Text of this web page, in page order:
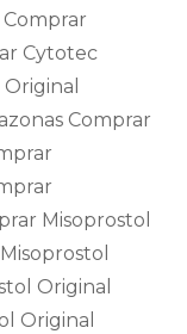
Cytotec
Comprar
Misoprostol
Original
Original